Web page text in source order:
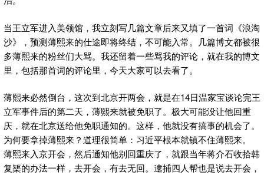
当王立军进入美领馆，我立刻写几篇文章后来又填了一首词《浪淘
沙》，预测薄熙来的仕途即将终结，不可能入常。几篇博文都被很
多薄熙来的粉丝们大骂。我还留着一些骂我的评论，就在我的博文
里，包括那首词的评论里，今天大家可以去看了。
薄熙来必然倒台，这次到北京开两会，就是在14日温家宝谈论完王
立军事件后的第二天，薄熙来就被免职了。极大可能没让他回重
庆，就在北京送给他免职通知的。这样，他就没有搞事的机会了。
为何要拿掉薄熙来？道理很简单：习近平根本就镇不住薄熙来。
薄熙来入京开会，然后通知他别回重庆了，就跟当年蒋介石收拾韩
复榘的办法一样，去开会，有去无回。逮捕四人帮也是说去开会，